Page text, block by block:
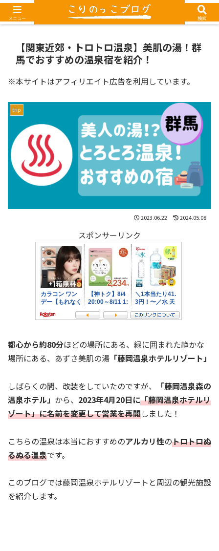
G-1TEXEDRM85
【関東近郊・トロトロ温泉】美肌の湯！群
馬でおすすめの温泉宿を紹介！
※本サイトはアフィリエイト広告を利用しています。
trip
2023.06.22 2024.05.08
スポンサーリンク
都心から約80分ほどの場所にある、緑に囲まれた静かな
場所にある、あずさ美肌の湯 「藤岡温泉ホテルリゾート」
しばらくの間、改装をしていたのですが、
「藤岡温泉森の
温泉ホテル」 から、 2023年4月20日に「藤岡温泉ホテルリ
ゾート」に名前を変更して営業を再開しました！
こちらの温泉は本当におすすめのアルカリ性のトロトロぬ
るぬる温泉です。
このブログでは藤岡温泉ホテルリゾートと周辺の観光施設
を紹介します。
メニュー 検索